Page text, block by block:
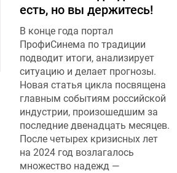
есть, но вы держитесь!
В конце года портал
ПрофиСинема по традиции
подводит итоги, анализирует
ситуацию и делает прогнозы.
Новая статья цикла посвящена
главным событиям российской
индустрии, произошедшим за
последние двенадцать месяцев.
После четырех кризисных лет
на 2024 год возлагалось
множество надежд —